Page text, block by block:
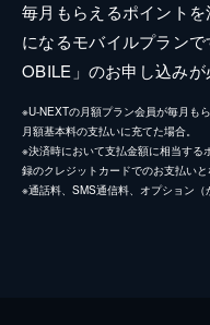
毎月もらえるポイント
になるモバイルプラン
OBILE」のお申し込みが
※U-NEXTの月額プラン会員が毎月も
月額基本料の支払いに充てた場合。
※決済時において支払金額に相当する
録のクレジットカードでのお支払いと
※通話料、SMS通信料、オプション（